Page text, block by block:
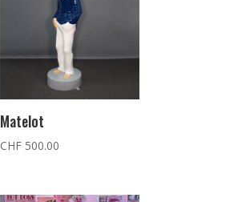
Matelot
CHF500.00